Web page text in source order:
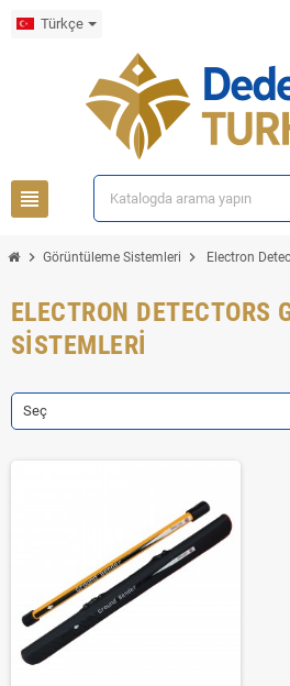
Türkçe
view_headline
chevron_right Görüntüleme Sistemleri chevron_right Electron
ELECTRON DETECTORS
SISTEMLERI
Seç